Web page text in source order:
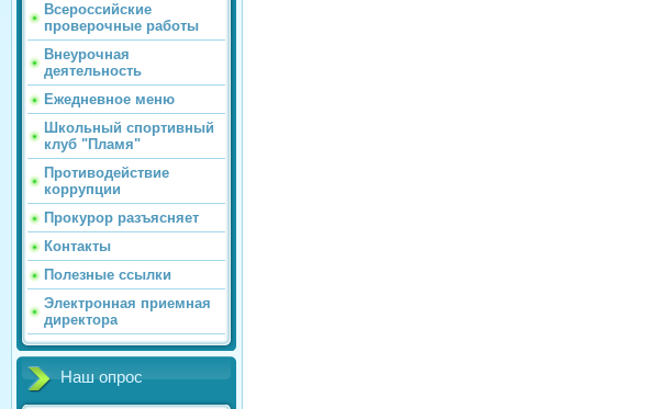
Всероссийские
проверочные работы
Внеурочная
деятельность
Ежедневное меню
Школьный спортивный
клуб "Пламя"
Противодействие
коррупции
Прокурор разъясняет
Контакты
Полезные ссылки
Электронная приемная
директора
Наш опрос